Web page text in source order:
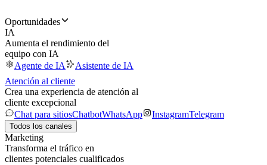
Oportunidades
IA
Aumenta el rendimiento del
equipo con IA
Agente de IA
Asistente de IA
Atención al cliente
Crea una experiencia de atención al
cliente excepcional
Chat para sitiosChatbotWhatsApp InstagramTelegram
Todos los canales
Marketing
Transforma el tráfico en
clientes potenciales cualificados